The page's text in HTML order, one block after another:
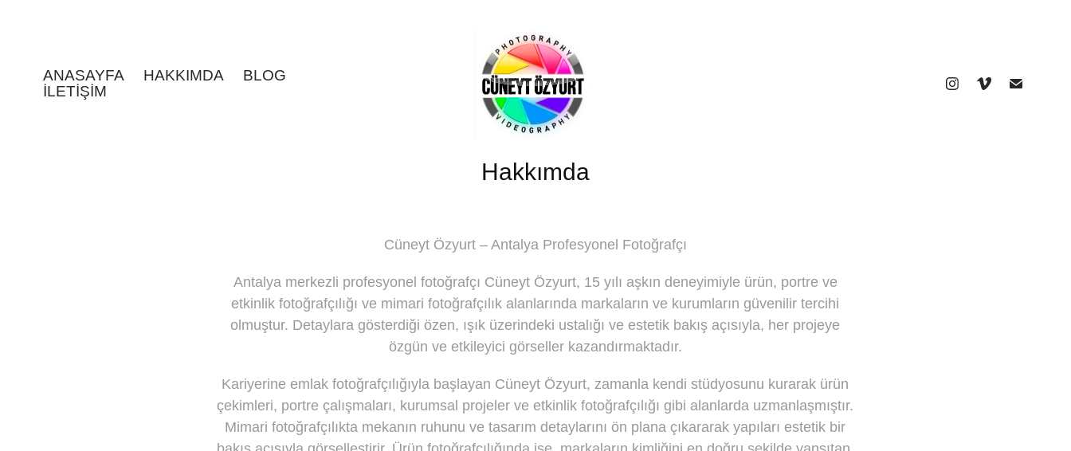
ANASAYFA HAKKIMDA
BLOG
İLETİŞİM
Hakkımda
Cüneyt Özyurt – Antalya Profesyonel Fotoğrafçı
Antalya merkezli profesyonel fotoğrafçı Cüneyt Özyurt, 15 yılı aşkın deneyimiyle ürün, portre ve
etkinlik fotoğrafçılığı ve mimari fotoğrafçılık alanlarında markaların ve kurumların güvenilir tercihi
olmuştur. Detaylara gösterdiği özen, ışık üzerindeki ustalığı ve estetik bakış açısıyla, her projeye
özgün ve etkileyici görseller kazandırmaktadır.
Kariyerine emlak fotoğrafçılığıyla başlayan Cüneyt Özyurt, zamanla kendi stüdyosunu kurarak ürün
çekimleri, portre çalışmaları, kurumsal projeler ve etkinlik fotoğrafçılığı gibi alanlarda uzmanlaşmıştır.
Mimari fotoğrafçılıkta mekanın ruhunu ve tasarım detaylarını ön plana çıkararak yapıları estetik bir